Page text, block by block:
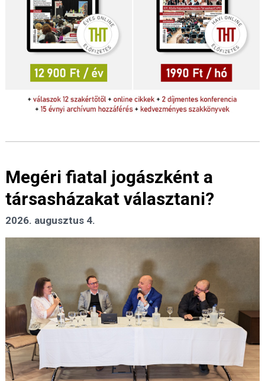
Megéri fiatal jogászként a
társasházakat választani?
2026. augusztus 4.